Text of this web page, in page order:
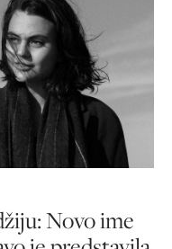
Novo ime